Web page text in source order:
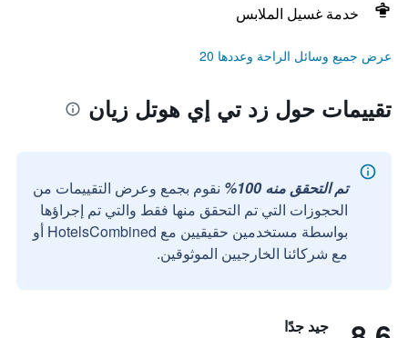
خدمة غسيل الملابس
عرض جميع وسائل الراحة وعددها 20
تقييمات حول زد تي إي هوتل زيان
تم التحقق منه 100%
نقوم بجمع وعرض التقييمات من
الحجوزات التي تم التحقق منها فقط والتي تم إجراؤها
بواسطة مستخدمين حقيقيين مع HotelsCombined أو
مع شركائنا الخارجيين الموثوقين.
جيد جدًا